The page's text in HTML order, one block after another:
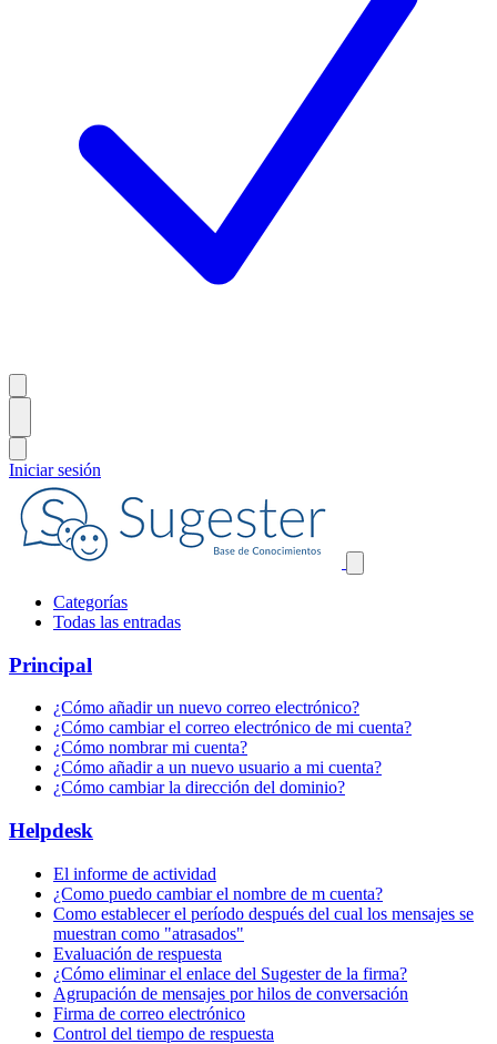
Iniciar sesión
Categorías
Todas las entradas
Principal
¿Cómo añadir un nuevo correo electrónico?
¿Cómo cambiar el correo electrónico de mi cuenta?
¿Cómo nombrar mi cuenta?
¿Cómo añadir a un nuevo usuario a mi cuenta?
¿Cómo cambiar la dirección del dominio?
Helpdesk
El informe de actividad
¿Como puedo cambiar el nombre de m cuenta?
Como establecer el período después del cual los mensajes se
muestran como "atrasados"
Evaluación de respuesta
¿Cómo eliminar el enlace del Sugester de la firma?
Agrupación de mensajes por hilos de conversación
Firma de correo electrónico
Control del tiempo de respuesta